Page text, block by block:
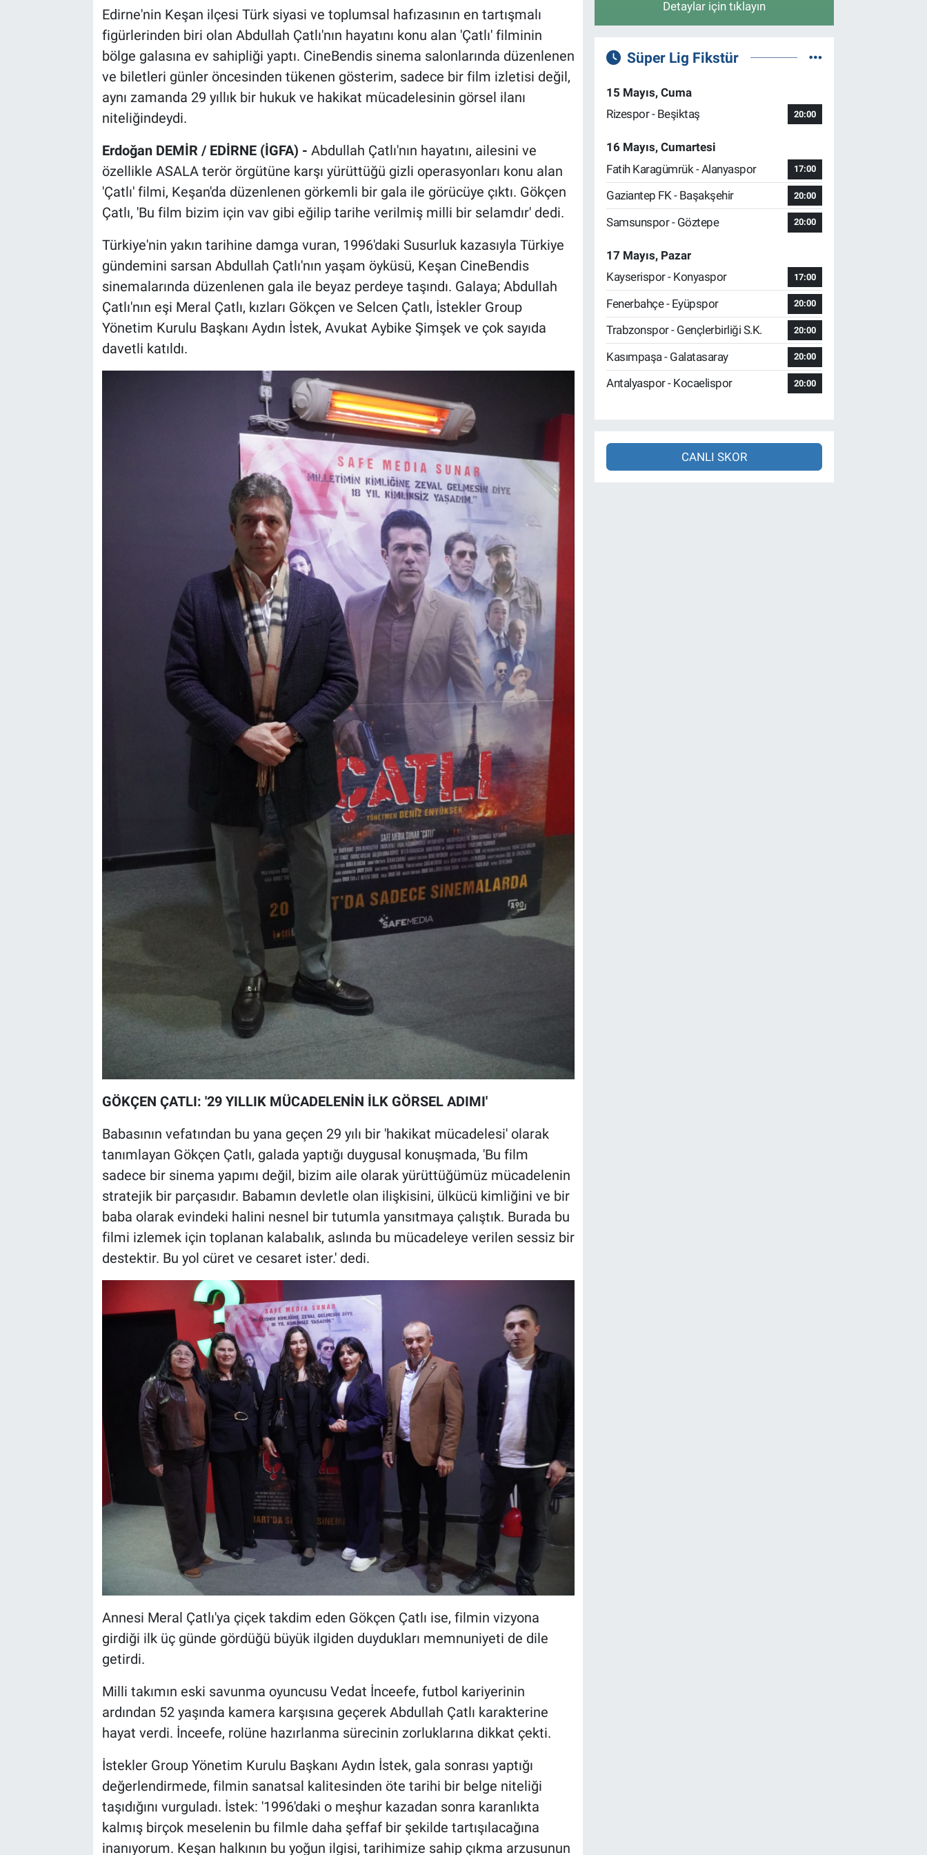
Edirne'nin Keşan ilçesi Türk siyasi ve toplumsal hafızasının en tartışmalı
figürlerinden biri olan Abdullah Çatlı'nın hayatını konu alan 'Çatlı' filminin
bölge galasına ev sahipliği yaptı. CineBendis sinema salonlarında düzenlenen
ve biletleri günler öncesinden tükenen gösterim, sadece bir film izletisi değil,
aynı zamanda 29 yıllık bir hukuk ve hakikat mücadelesinin görsel ilanı
niteliğindeydi.
Erdoğan DEMİR / EDİRNE (İGFA) - Abdullah Çatlı'nın hayatını, ailesini ve
özellikle ASALA terör örgütüne karşı yürüttüğü gizli operasyonları konu alan
'Çatlı' filmi, Keşan'da düzenlenen görkemli bir gala ile görücüye çıktı. Gökçen
Çatlı, 'Bu film bizim için vav gibi eğilip tarihe verilmiş milli bir selamdır' dedi.
Türkiye'nin yakın tarihine damga vuran, 1996'daki Susurluk kazasıyla Türkiye
gündemini sarsan Abdullah Çatlı'nın yaşam öyküsü, Keşan CineBendis
sinemalarında düzenlenen gala ile beyaz perdeye taşındı. Galaya; Abdullah
Çatlı'nın eşi Meral Çatlı, kızları Gökçen ve Selcen Çatlı, İstekler Group
Yönetim Kurulu Başkanı Aydın İstek, Avukat Aybike Şimşek ve çok sayıda
davetli katıldı.
GÖKÇEN ÇATLI: '29 YILLIK MÜCADELENİN İLK GÖRSEL ADIMI'
Babasının vefatından bu yana geçen 29 yılı bir 'hakikat mücadelesi' olarak
tanımlayan Gökçen Çatlı, galada yaptığı duygusal konuşmada, 'Bu film
sadece bir sinema yapımı değil, bizim aile olarak yürüttüğümüz mücadelenin
stratejik bir parçasıdır. Babamın devletle olan ilişkisini, ülkücü kimliğini ve bir
baba olarak evindeki halini nesnel bir tutumla yansıtmaya çalıştık. Burada bu
filmi izlemek için toplanan kalabalık, aslında bu mücadeleye verilen sessiz bir
destektir. Bu yol cüret ve cesaret ister.' dedi.
Annesi Meral Çatlı'ya çiçek takdim eden Gökçen Çatlı ise, filmin vizyona
girdiği ilk üç günde gördüğü büyük ilgiden duydukları memnuniyeti de dile
getirdi.
Milli takımın eski savunma oyuncusu Vedat İnceefe, futbol kariyerinin
ardından 52 yaşında kamera karşısına geçerek Abdullah Çatlı karakterine
hayat verdi. İnceefe, rolüne hazırlanma sürecinin zorluklarına dikkat çekti.
İstekler Group Yönetim Kurulu Başkanı Aydın İstek, gala sonrası yaptığı
değerlendirmede, filmin sanatsal kalitesinden öte tarihi bir belge niteliği
taşıdığını vurguladı. İstek: '1996'daki o meşhur kazadan sonra karanlıkta
kalmış birçok meselenin bu filmle daha şeffaf bir şekilde tartışılacağına
inanıyorum. Keşan halkının bu yoğun ilgisi, tarihimize sahip çıkma arzusunun
Detaylar için tıklayın
Süper Lig Fikstür
15 Mayıs, Cuma
Rizespor - Beşiktaş
20:00
16 Mayıs, Cumartesi
Fatih Karagümrük - Alanyaspor
17:00
Gaziantep FK - Başakşehir 20:00
Samsunspor - Göztepe 20:00
17 Mayıs, Pazar
Kayserispor - Konyaspor
17:00
Fenerbahçe - Eyüpspor 20:00
Trabzonspor - Gençlerbirliği S.K. 20:00
Kasımpaşa - Galatasaray 20:00
Antalyaspor - Kocaelispor 20:00
CANLI SKOR